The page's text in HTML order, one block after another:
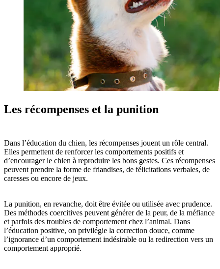
Les récompenses et la punition
Dans l’éducation du chien, les récompenses jouent un rôle central.
Elles permettent de renforcer les comportements positifs et
d’encourager le chien à reproduire les bons gestes. Ces récompenses
peuvent prendre la forme de friandises, de félicitations verbales, de
caresses ou encore de jeux.
La punition, en revanche, doit être évitée ou utilisée avec prudence.
Des méthodes coercitives peuvent générer de la peur, de la méfiance
et parfois des troubles de comportement chez l’animal. Dans
l’éducation positive, on privilégie la correction douce, comme
l’ignorance d’un comportement indésirable ou la redirection vers un
comportement approprié.